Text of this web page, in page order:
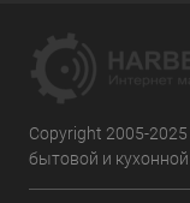
Copyright 2005-
бытовой и